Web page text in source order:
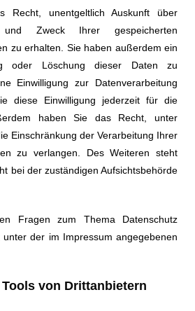
Recht, unentgeltlich Auskunft über
und Zweck Ihrer gespeicherten
zu erhalten. Sie haben außerdem ein
oder Löschung dieser Daten zu
Einwilligung zur Datenverarbeitung
diese Einwilligung jederzeit für die
haben Sie das Recht, unter
Einschränkung der Verarbeitung Ihrer
zu verlangen. Des Weiteren steht
bei der zuständigen Aufsichtsbehörde
Fragen zum Thema Datenschutz
der im Impressum angegebenen
von Drittanbietern